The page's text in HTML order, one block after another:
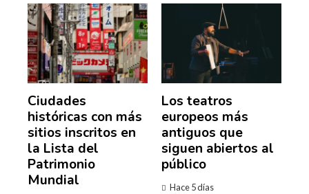
Ciudades
históricas con más
sitios inscritos en
la Lista del
Patrimonio
Mundial
Los teatros
europeos más
antiguos que
siguen abiertos al
público
Hace 5 días